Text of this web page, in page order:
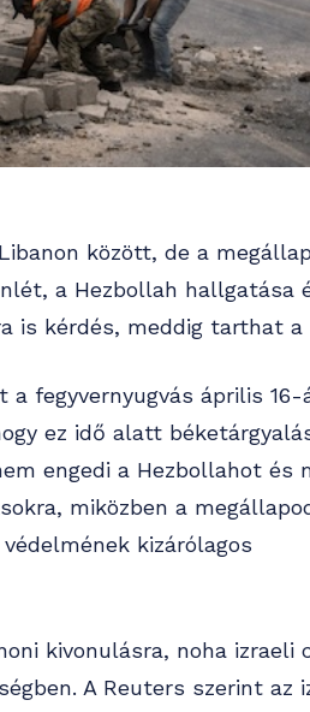
között, de a
a Hezbollah hallgatása
is kérdés, meddig tarthat a
fegyvernyugvás április 16-
ez idő alatt
engedi a Hezbollahot és
miközben a
kizárólagos
kivonulásra, noha izraeli
A Reuters szerint az